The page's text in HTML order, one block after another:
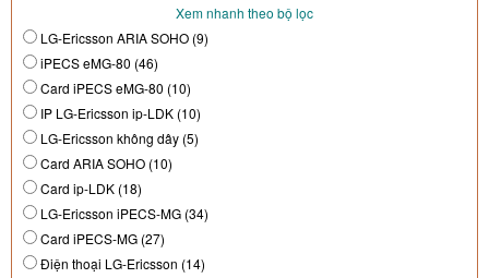
Xem nhanh theo bộ lọc
LG-Ericsson ARIA SOHO (9)
iPECS eMG-80 (46)
Card iPECS eMG-80 (10)
IP LG-Ericsson ip-LDK (10)
LG-Ericsson không dây (5)
Card ARIA SOHO (10)
Card ip-LDK (18)
LG-Ericsson iPECS-MG (34)
Card iPECS-MG (27)
Điện thoại LG-Ericsson (14)